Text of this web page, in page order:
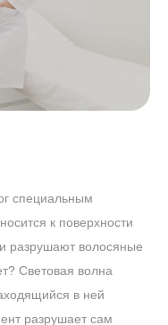
специальным
к поверхности
разрушают волосяные
Световая волна
в ней
разрушает сам